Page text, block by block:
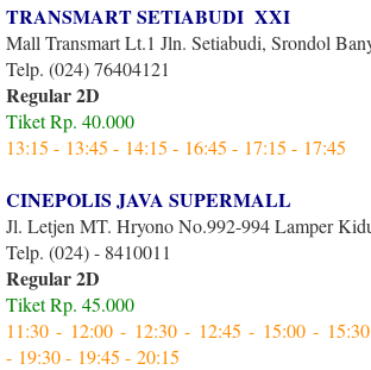
TRANSMART SETIABUDI XXI
Mall Transmart Lt.1 Jln. Setiabudi, Srondol
Telp. (024) 76404121
Regular 2D
Tiket Rp. 40.000
13:15 - 13:45 - 14:15 - 16:45 - 17:15 - 17:45
CINEPOLIS JAVA SUPERMALL
Jl. Letjen MT. Hryono No.992-994 Lamper
Telp. (024) - 8410011
Regular 2D
Tiket Rp. 45.000
11:30 - 12:00 - 12:30 - 12:45 - 15:00 -
- 19:30 - 19:45 - 20:15